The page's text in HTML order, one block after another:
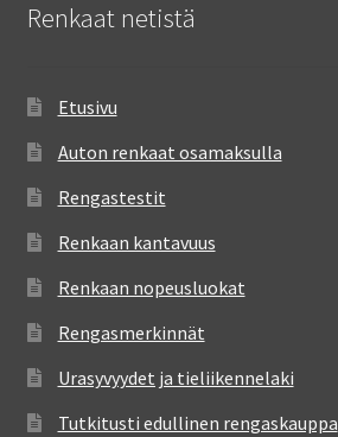
Renkaat netistä
Etusivu
Auton renkaat osamaksulla
Rengastestit
Renkaan kantavuus
Renkaan nopeusluokat
Rengasmerkinnät
Urasyvyydet ja tieliikennelaki
Tutkitusti edullinen rengaskauppa